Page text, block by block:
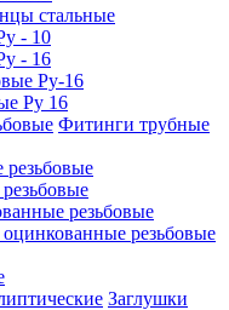
стальные
- 10
- 16
Ру-16
Ру 16
Фитинги трубные
резьбовые
резьбовые
Заглушки